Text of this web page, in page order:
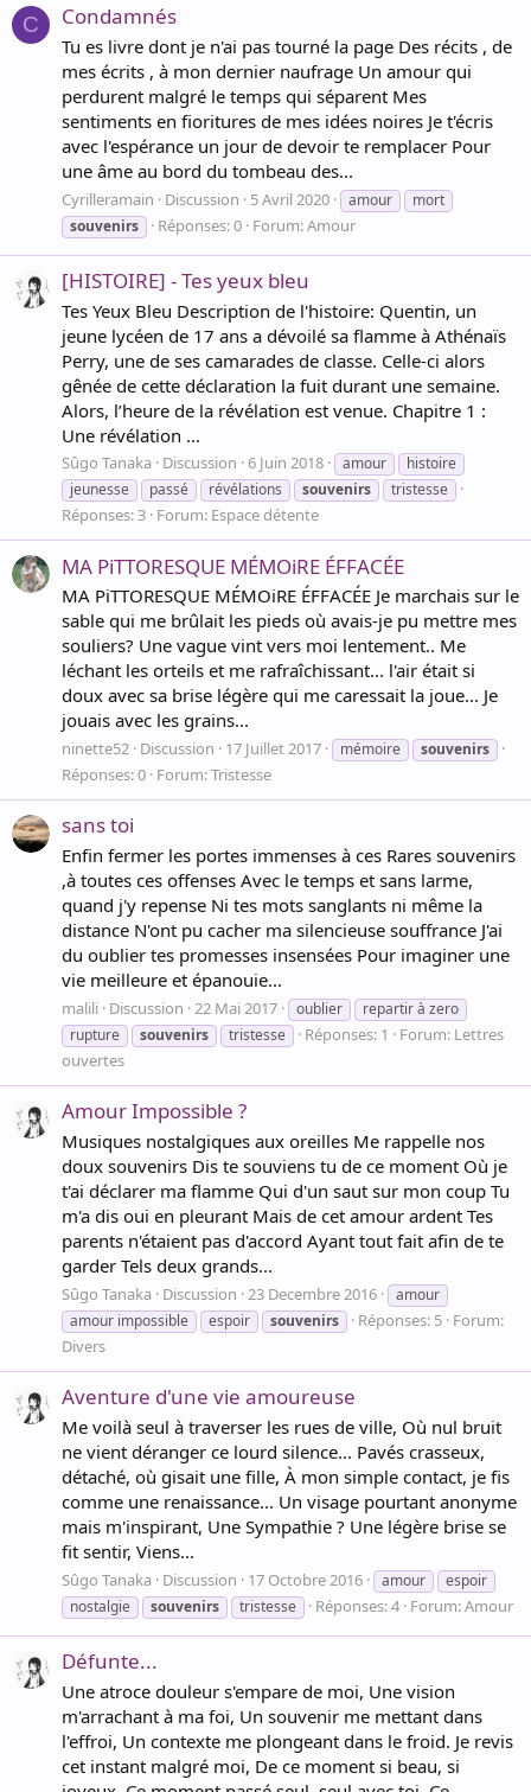
C Condamnés
Tu es livre dont je n'ai pas tourné la page Des récits , de
mes écrits , à mon dernier naufrage Un amour qui
perdurent malgré le temps qui séparent Mes
sentiments en fioritures de mes idées noires Je t'écris
avec l'espérance un jour de devoir te remplacer Pour
une âme au bord du tombeau des...
Cyrilleramain Discussion 5 Avril 2020 amour
mort
souvenirs
Réponses: 0 Forum:Amour
[HISTOIRE] - Tes yeux bleu
Tes Yeux Bleu Description de l'histoire: Quentin, un
jeune lycéen de 17 ans a dévoilé sa flamme à Athénaïs
Perry, une de ses camarades de classe. Celle-ci alors
gênée de cette déclaration la fuit durant une semaine.
Alors, l’heure de la révélation est venue. Chapitre 1 :
Une révélation ...
Sûgo Tanaka Discussion 6 Juin 2018 amour
histoire
jeunesse
passé révélations souvenirs tristesse
Réponses: 3 Forum: Espace détente
MA PiTTORESQUE MÉMOiRE ÉFFACÉE
MA PiTTORESQUE MÉMOiRE ÉFFACÉE Je marchais sur le
sable qui me brûlait les pieds où avais-je pu mettre mes
souliers? Une vague vint vers moi lentement.. Me
léchant les orteils et me rafraîchissant... l'air était si
doux avec sa brise légère qui me caressait la joue... Je
jouais avec les grains...
ninette52 Discussion 17 Juillet 2017 mémoire souvenirs
Réponses: 0 Forum:Tristesse
sans toi
Enfin fermer les portes immenses à ces Rares souvenirs
,à toutes ces offenses Avec le temps et sans larme,
quand j'y repense Ni tes mots sanglants ni même la
distance N'ont pu cacher ma silencieuse souffrance J'ai
du oublier tes promesses insensées Pour imaginer une
vie meilleure et épanouie...
malili Discussion 22 Mai 2017 oublier
repartir à zero
rupture
souvenirs tristesse Réponses: 1 Forum: Lettres
ouvertes
Amour Impossible ?
Musiques nostalgiques aux oreilles Me rappelle nos
doux souvenirs Dis te souviens tu de ce moment Où je
t'ai déclarer ma flamme Qui d'un saut sur mon coup Tu
m'a dis oui en pleurant Mais de cet amour ardent Tes
parents n'étaient pas d'accord Ayant tout fait afin de te
garder Tels deux grands...
Sûgo Tanaka Discussion 23 Decembre 2016
amour
amour impossible
espoir souvenirs Réponses: 5 Forum:
Divers
Aventure d'une vie amoureuse
Me voilà seul à traverser les rues de ville, Où nul bruit
ne vient déranger ce lourd silence... Pavés crasseux,
détaché, où gisait une fille, À mon simple contact, je fis
comme une renaissance... Un visage pourtant anonyme
mais m'inspirant, Une Sympathie ? Une légère brise se
fit sentir, Viens...
Sûgo Tanaka Discussion 17 Octobre 2016 amour
espoir
nostalgie
souvenirs tristesse Réponses: 4 Forum:Amour
Défunte...
Une atroce douleur s'empare de moi, Une vision
m'arrachant à ma foi, Un souvenir me mettant dans
l'effroi, Un contexte me plongeant dans le froid. Je revis
cet instant malgré moi, De ce moment si beau, si